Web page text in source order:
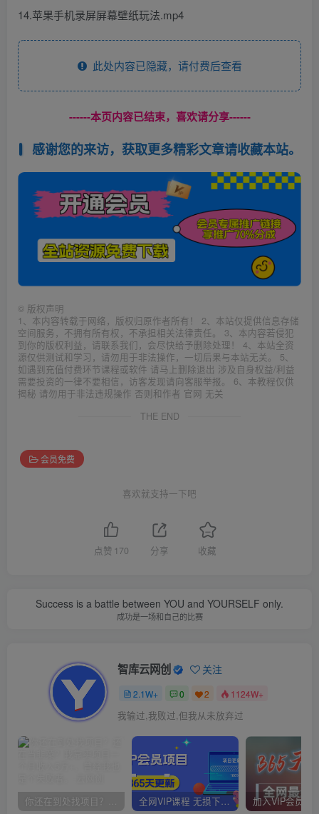
14.苹果手机录屏屏幕壁纸玩法.mp4
此处内容已隐藏，请付费后查看
------本页内容已结束，喜欢请分享------
感谢您的来访，获取更多精彩文章请收藏本站。
© 版权声明
1、本内容转载于网络，版权归原作者所有！ 2、本站仅提供信息存储
空间服务，不拥有所有权，不承担相关法律责任。 3、本内容若侵犯
到你的版权利益，请联系我们，会尽快给予删除处理！ 4、本站全资
源仅供测试和学习，请勿用于非法操作，一切后果与本站无关。 5、
如遇到充值付费环节课程或软件 请马上删除退出 涉及自身权益/利益
需要投资的一律不要相信，访客发现请向客服举报。 6、本教程仅供
揭秘 请勿用于非法违规操作 否则和作者 官网 无关
THE END
会员免费
喜欢就支持一下吧
点赞 170 分享 收藏
Success is a battle between YOU and YOURSELF only.
成功是一场和自己的比赛
智库云网创 关注
2.1W+ 0 2 1124W+
我输过,我败过,但我从未放弃过
你还在到处找项目？还在当韭菜？我靠卖项目一个月收入5万+，曾经我也是个失败者。 全网VIP课程 无损下载~